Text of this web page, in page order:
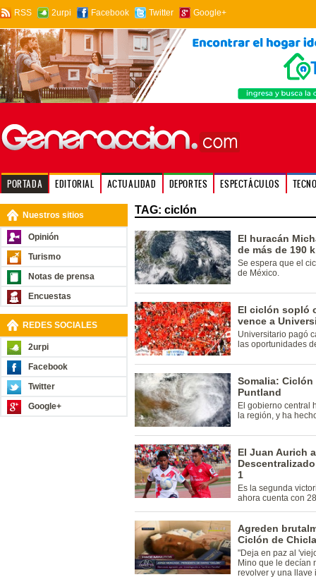
RSS 2urpi Facebook Twitter Google+
PORTADA EDITORIAL ACTUALIDAD DEPORTES ESPECTÁCULOS
Nuestros sitios
Opinión
Turismo
Notas de prensa
Encuestas
REDES SOCIALES
2urpi
Facebook
Twitter
Google+
TAG: ciclón
El huracán
de más de 190
Se espera que el
de México.
El ciclón sopló
vence a
Universitario pagó
las oportunidades
Somalia:
Puntland
El gobierno central
la región, y ha
El Juan Aurich
1
Es la segunda
ahora cuenta con
Agreden
Ciclón de
"Deja en paz al
Mino que le decían
revolver y una llave